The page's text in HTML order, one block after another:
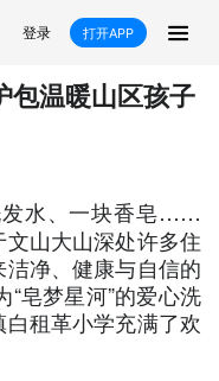
登录 打开APP
科教 经济
包温暖山区孩子
发水、一块香皂……
山大山深处许多住
净、健康与自信的
皂梦星河”的爱心洗
租革小学充满了欢